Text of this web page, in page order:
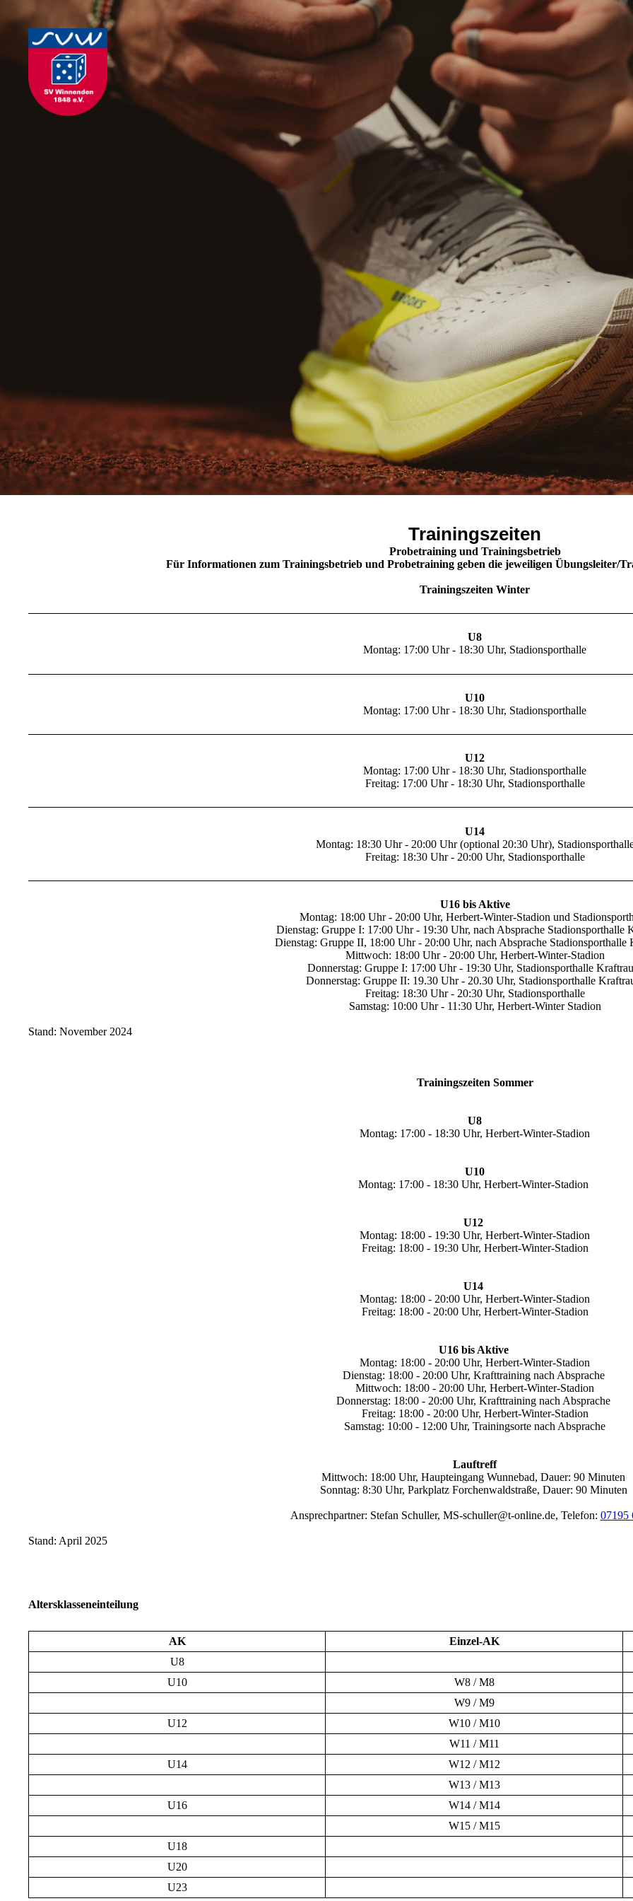
Trainingszeiten
Probetraining und Trainingsbetrieb
Für Informationen zum Trainingsbetrieb und Probetraining geben die jeweiligen Übungsleiter/
Trainingszeiten Winter
U8
Montag: 17:00 Uhr - 18:30 Uhr, Stadionsporthalle
U10
Montag: 17:00 Uhr - 18:30 Uhr, Stadionsporthalle
U12
Montag: 17:00 Uhr - 18:30 Uhr, Stadionsporthalle
Freitag: 17:00 Uhr - 18:30 Uhr, Stadionsporthalle
U14
Montag: 18:30 Uhr - 20:00 Uhr (optional 20:30 Uhr),
Freitag: 18:30 Uhr - 20:00 Uhr, Stadionsporthalle
U16 bis Aktive
Montag: 18:00 Uhr - 20:00 Uhr, Herbert-Winter-Stadion und
Dienstag: Gruppe I: 17:00 Uhr - 19:30 Uhr, nach Absprache Stadionsporthalle
Dienstag: Gruppe II, 18:00 Uhr - 20:00 Uhr, nach Absprache Stadionsporthalle
Mittwoch: 18:00 Uhr - 20:00 Uhr, Herbert-Winter-Stadion
Donnerstag: Gruppe I: 17:00 Uhr - 19:30 Uhr, Stadionsporthalle
Donnerstag: Gruppe II: 19.30 Uhr - 20.30 Uhr, Stadionsporthalle
Freitag: 18:30 Uhr - 20:30 Uhr, Stadionsporthalle
Samstag: 10:00 Uhr - 11:30 Uhr, Herbert-Winter Stadion
Stand: November 2024
Trainingszeiten Sommer
U8
Montag: 17:00 - 18:30 Uhr, Herbert-Winter-Stadion
U10
Montag: 17:00 - 18:30 Uhr, Herbert-Winter-Stadion
U12
Montag: 18:00 - 19:30 Uhr, Herbert-Winter-Stadion
Freitag: 18:00 - 19:30 Uhr, Herbert-Winter-Stadion
U14
Montag: 18:00 - 20:00 Uhr, Herbert-Winter-Stadion
Freitag: 18:00 - 20:00 Uhr, Herbert-Winter-Stadion
U16 bis Aktive
Montag: 18:00 - 20:00 Uhr, Herbert-Winter-Stadion
Dienstag: 18:00 - 20:00 Uhr, Krafttraining nach Absprache
Mittwoch: 18:00 - 20:00 Uhr, Herbert-Winter-Stadion
Donnerstag: 18:00 - 20:00 Uhr, Krafttraining nach Absprache
Freitag: 18:00 - 20:00 Uhr, Herbert-Winter-Stadion
Samstag: 10:00 - 12:00 Uhr, Trainingsorte nach Absprache
Lauftreff
Mittwoch: 18:00 Uhr, Haupteingang Wunnebad, Dauer: 90 Minuten
Sonntag: 8:30 Uhr, Parkplatz Forchenwaldstraße, Dauer: 90 Minuten
Ansprechpartner: Stefan Schuller, MS-schuller@t-online.de, Telefon: 07195
Stand: April 2025
Altersklasseneinteilung
AK Einzel-AK
U8
U10
W8 / M8
W9 / M9
U12
W10 / M10
W11 / M11
U14
W12 / M12
W13 / M13
U16
W14 / M14
W15 / M15
U18
U20
U23